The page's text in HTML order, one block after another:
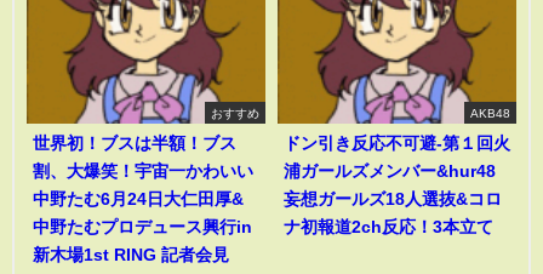
おすすめ
世界初！ブスは半額！ブス
割、大爆笑！宇宙一かわいい
中野たむ6月24日大仁田厚&
中野たむプロデュース興行in
新木場1st RING 記者会見
AKB48
ドン引き反応不可避-第１回火
浦ガールズメンバー&hur48
妄想ガールズ18人選抜&コロ
ナ初報道2ch反応！3本立て